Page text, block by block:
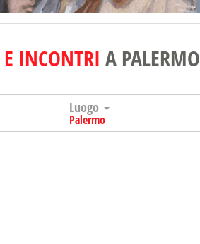
INCONTRI A PALERMO
Luogo
Palermo